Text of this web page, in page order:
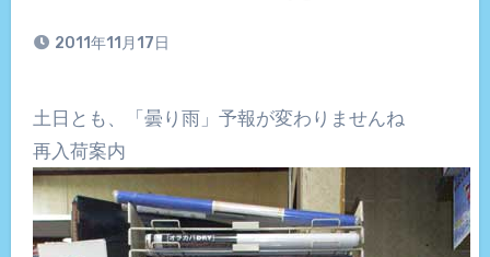
2011年11月17日
土日とも、「曇り雨」予報が変わりませんね
再入荷案内